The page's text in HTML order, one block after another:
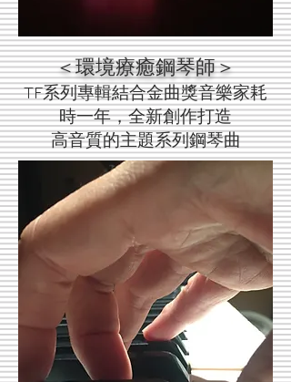
＜環境療癒鋼琴師＞
TF系列專輯結合金曲獎音樂家耗
時一年，全新創作打造
高音質的主題系列鋼琴曲